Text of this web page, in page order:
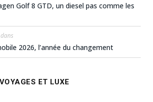
Golf 8 GTD, un diesel pas comme les
2026, l’année du changement
ET LUXE